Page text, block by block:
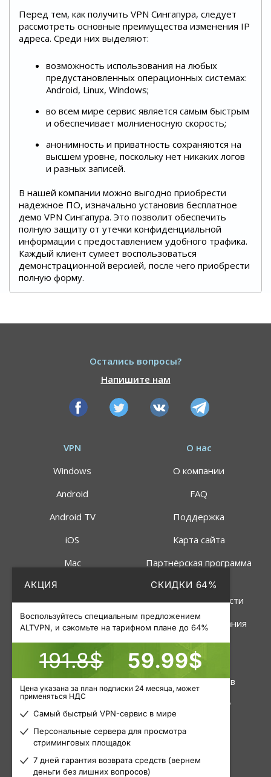
АКЦИЯ СКИДКИ 64%
Воспользуйтесь специальным предложением
ALTVPN, и сэкомьте на тарифном плане до 64%
191.8$ 59.99$
Цена указана за план подписки 24 месяца, может
применяться НДС
Самый быстрый VPN-сервис в мире
Персональные сервера для просмотра
стриминговых площадок
7 дней гарантия возврата средств (вернем
деньги без лишних вопросов)
Перед тем, как получить VPN Сингапура, следует
рассмотреть основные преимущества изменения IP
адреса. Среди них выделяют:
возможность использования на любых
предустановленных операционных системах:
Android, Linux, Windows;
во всем мире сервис является самым быстрым
и обеспечивает молниеносную скорость;
анонимность и приватность сохраняются на
высшем уровне, поскольку нет никаких логов
и разных записей.
В нашей компании можно выгодно приобрести
надежное ПО, изначально установив бесплатное
демо VPN Сингапура. Это позволит обеспечить
полную защиту от утечки конфиденциальной
информации с предоставлением удобного трафика.
Каждый клиент сумеет воспользоваться
демонстрационной версией, после чего приобрести
полную форму.
Остались вопросы?
Напишите нам
VPN
Windows
Android
Android TV
iOS
Mac
О нас
О компании
FAQ
Поддержка
Карта сайта
Партнёрская программа
Политика
конфиденциальности
Правила пользования
Услуги
VPN
Приватные прокси
Пакетные прокси
Мобильные прокси
Инструменты
Статус серверов
Узнать свой IP